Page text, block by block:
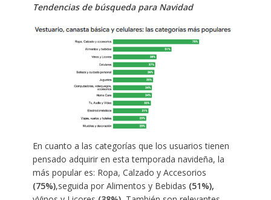
Tendencias de búsqueda para Navidad
En cuanto a las categorías que los usuarios tienen
pensado adquirir en esta temporada navideña, la
más popular es: Ropa, Calzado y Accesorios
(75%),seguida por Alimentos y Bebidas (51%),